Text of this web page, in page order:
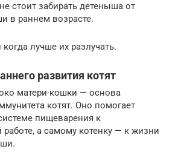
стоит забирать детеныша от
в раннем возрасте.
лучше их разлучать.
развития котят
матери-кошки — основа
котят. Оно помогает
пищеварения к
работе, а самому котенку — к жизни